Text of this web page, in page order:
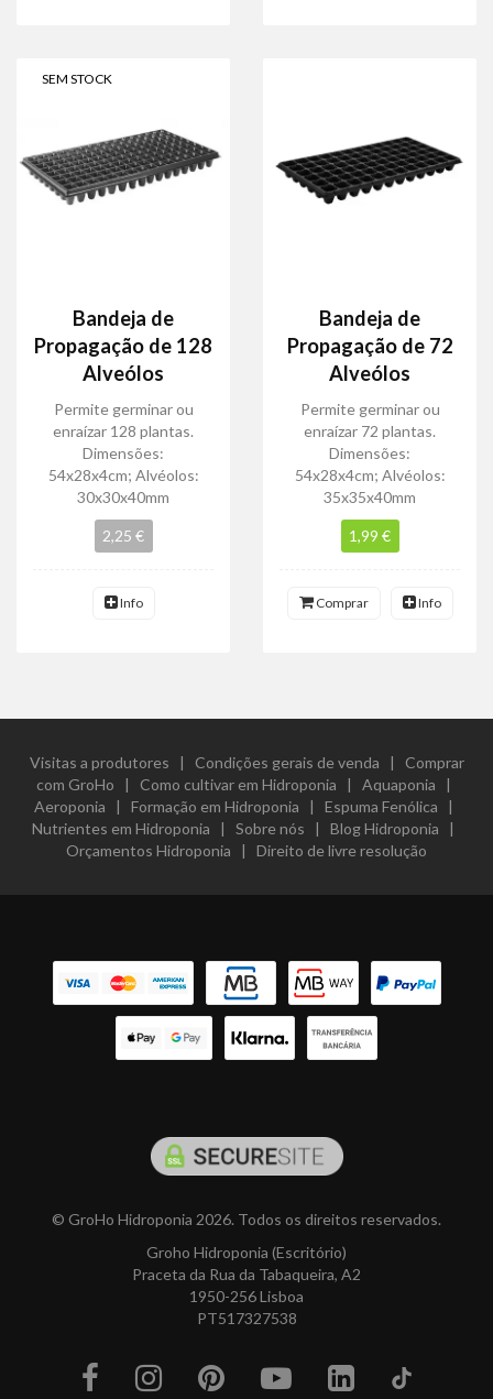
SEM STOCK
Bandeja de
Propagação de 128
Alveólos
Permite germinar ou
enraízar 128 plantas.
Dimensões:
54x28x4cm; Alvéolos:
30x30x40mm
2,25 €
Info
Bandeja de
Propagação de 72
Alveólos
Permite germinar ou
enraízar 72 plantas.
Dimensões:
54x28x4cm; Alvéolos:
35x35x40mm
1,99 €
Comprar Info
Visitas a produtores | Condições gerais de venda | Comprar
com GroHo | Como cultivar em Hidroponia | Aquaponia |
Aeroponia | Formação em Hidroponia | Espuma Fenólica |
Nutrientes em Hidroponia | Sobre nós | Blog Hidroponia |
Orçamentos Hidroponia | Direito de livre resolução
© GroHo Hidroponia 2026. Todos os direitos reservados.
Groho Hidroponia (Escritório)
Praceta da Rua da Tabaqueira, A2
1950-256 Lisboa
PT517327538